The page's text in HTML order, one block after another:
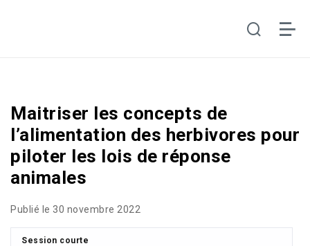
Maitriser les concepts de
l’alimentation des herbivores pour
piloter les lois de réponse
animales
Publié le 30 novembre 2022
Session courte